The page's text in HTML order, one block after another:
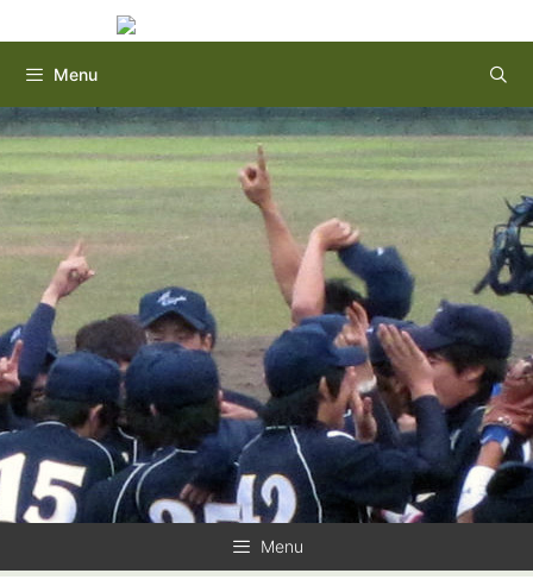
ン
ン
ツ
へ
ス
キ
ッ
Menu
Menu